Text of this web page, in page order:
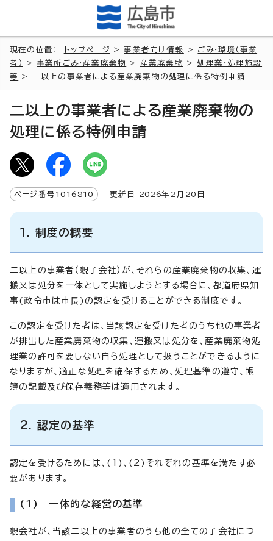
現在の位置： トップページ >事業者向け情報 > ごみ・環境（事業
者）
>事業所ごみ・産業廃棄物 > 産業廃棄物 >処理業・処理施設
等
> 二以上の事業者による産業廃棄物の処理に係る特例申請
二以上の事業者による産業廃棄物の
処理に係る特例申請
ページ番号 1016810 更新日 2026年2月 20 日
1. 制度の概要
二以上の事業者（親子会社）が、それらの産業廃棄物の収集、運
搬又は処分を一体として実施しようとする場合に、都道府県知
事(政令市は市長)の認定を受けることができる制度です。
この認定を受けた者は、当該認定を受けた者のうち他の事業者
が排出した産業廃棄物の収集、運搬又は処分を、産業廃棄物処
理業の許可を要しない自ら処理として扱うことができるように
なりますが、適正な処理を確保するため、処理基準の遵守、帳
簿の記載及び保存義務等は適用されます。
2. 認定の基準
認定を受けるためには、(1)、(2)それぞれの基準を満たす必
要があります。
(1) 一体的な経営の基準
親会社が、当該二以上の事業者のうち他の全ての子会社につ